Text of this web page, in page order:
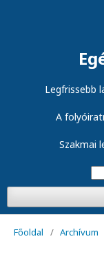
Legfrissebb
A
Szakmai
Főoldal / Archívum